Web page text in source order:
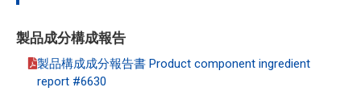
製品成分構成報告
製品構成成分報告書 Product component ingredient
report #6630